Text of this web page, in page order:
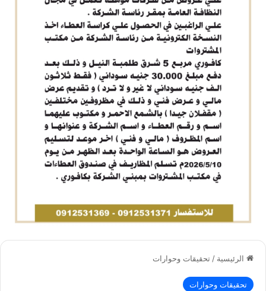
الرئيسية /تحقيقات وحوارات
تحقيقات وحوارات